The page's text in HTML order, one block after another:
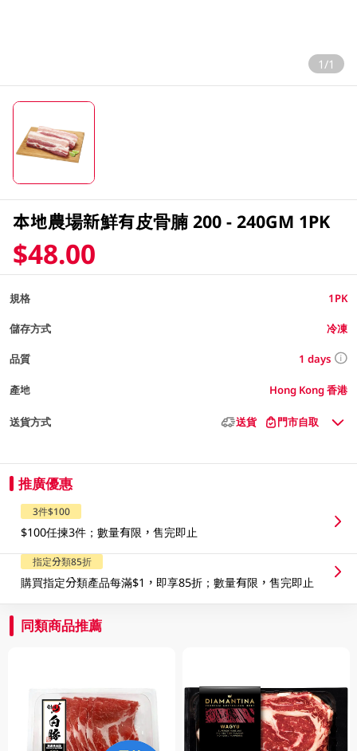
1/1
本地農場新鮮有皮骨腩 200 - 240GM 1PK
$48.00
規格 1PK
儲存方式 冷凍
品質 1 days
產地 Hong Kong 香港
送貨方式 送貨 門市自取
推廣優惠
3件$100
$100任揀3件；數量有限，售完即止
指定分類85折
購買指定分類產品每滿$1，即享85折；數量有限，售完即止
同類商品推薦